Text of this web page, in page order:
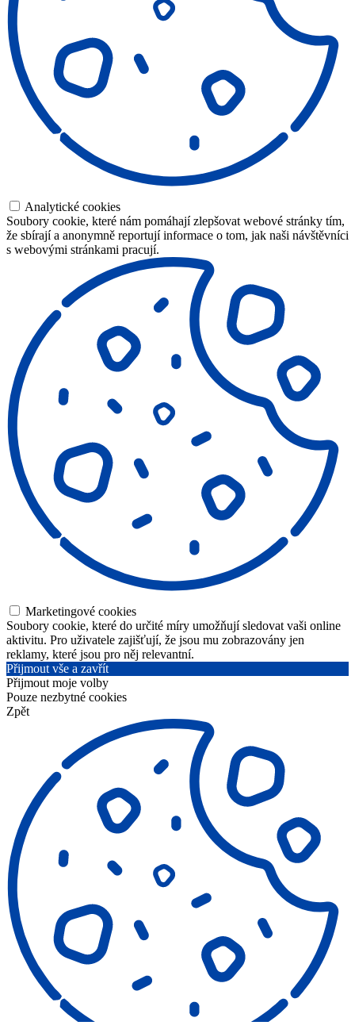
Analytické cookies
Soubory cookie, které nám pomáhají zlepšovat webové stránky tím,
že sbírají a anonymně reportují informace o tom, jak naši návštěvníci
s webovými stránkami pracují.
Marketingové cookies
Soubory cookie, které do určité míry umožňují sledovat vaši online
aktivitu. Pro uživatele zajišťují, že jsou mu zobrazovány jen
reklamy, které jsou pro něj relevantní.
Přijmout vše a zavřít
Přijmout moje volby
Pouze nezbytné cookies
Zpět